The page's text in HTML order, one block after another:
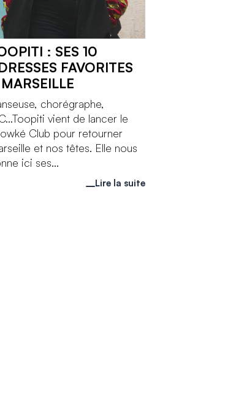
: SES 10
FAVORITES
chorégraphe,
vient de lancer le
Club pour retourner
et nos têtes. Elle nous
ici ses...
Lire la suite